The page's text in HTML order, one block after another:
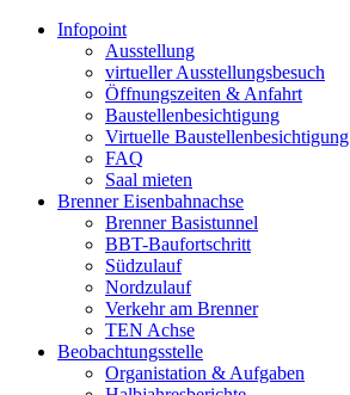
Infopoint
Ausstellung
virtueller Ausstellungsbesuch
Öffnungszeiten & Anfahrt
Baustellenbesichtigung
Virtuelle Baustellenbesichtigung
FAQ
Saal mieten
Brenner Eisenbahnachse
Brenner Basistunnel
BBT-Baufortschritt
Südzulauf
Nordzulauf
Verkehr am Brenner
TEN Achse
Beobachtungsstelle
Organistation & Aufgaben